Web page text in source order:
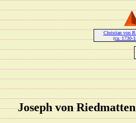
Christian von
(ca. 1730-
Joseph von Riedmatten